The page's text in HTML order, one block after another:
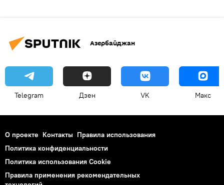
Азербайджан
Telegram Дзен VK Макс
О проекте Контакты Правила использования
Политика конфиденциальности
Политика использования Cookie
Правила применения рекомендательных